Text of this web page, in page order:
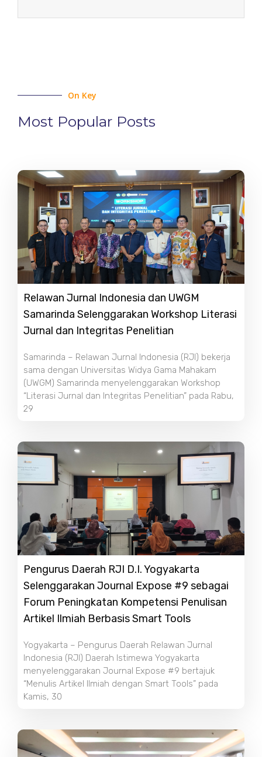
On Key
Most Popular Posts
Relawan Jurnal Indonesia dan UWGM
Samarinda Selenggarakan Workshop Literasi
Jurnal dan Integritas Penelitian
Samarinda – Relawan Jurnal Indonesia (RJI) bekerja
sama dengan Universitas Widya Gama Mahakam
(UWGM) Samarinda menyelenggarakan Workshop
“Literasi Jurnal dan Integritas Penelitian” pada Rabu,
29
Pengurus Daerah RJI D.I. Yogyakarta
Selenggarakan Journal Expose #9 sebagai
Forum Peningkatan Kompetensi Penulisan
Artikel Ilmiah Berbasis Smart Tools
Yogyakarta – Pengurus Daerah Relawan Jurnal
Indonesia (RJI) Daerah Istimewa Yogyakarta
menyelenggarakan Journal Expose #9 bertajuk
“Menulis Artikel Ilmiah dengan Smart Tools” pada
Kamis, 30